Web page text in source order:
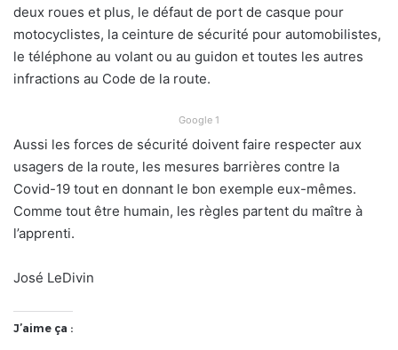
deux roues et plus, le défaut de port de casque pour
motocyclistes, la ceinture de sécurité pour automobilistes,
le téléphone au volant ou au guidon et toutes les autres
infractions au Code de la route.
Google 1
Aussi les forces de sécurité doivent faire respecter aux
usagers de la route, les mesures barrières contre la
Covid-19 tout en donnant le bon exemple eux-mêmes.
Comme tout être humain, les règles partent du maître à
l’apprenti.
José LeDivin
J’aime ça :